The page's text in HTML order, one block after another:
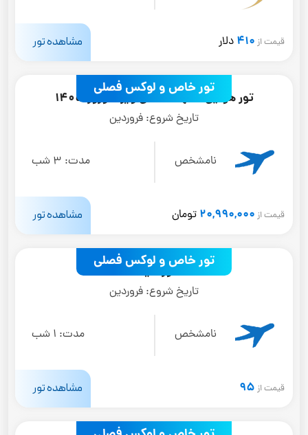
قیمت از 410 دلار مشاهده تور
تور خاص و لوکس فصلی
تور هوایی مشهد مقدس ویژه نوروز 1405
تاریخ شروع: فروردین
نامشخص مدت: 3 شب
قیمت از 20,990,000 تومان مشاهده تور
تور خاص و لوکس فصلی
تور تایلند
تاریخ شروع: فروردین
نامشخص مدت: 1 شب
قیمت از 95 مشاهده تور